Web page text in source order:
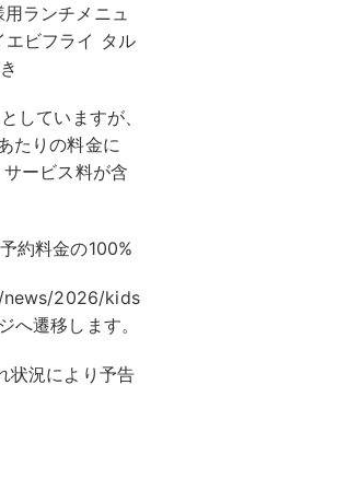
ランチメニュ
エビフライ タル
していますが、
たりの料金に
ービス料が含
約料金の100%
news/2026/kids
遷移します。
状況により予告